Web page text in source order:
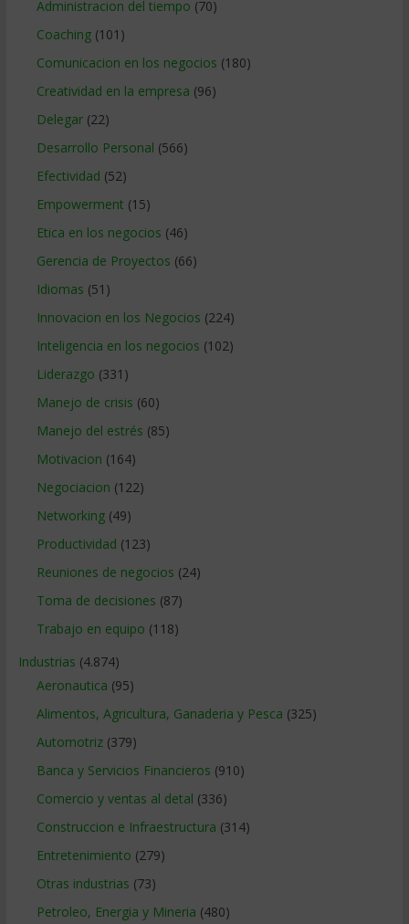
Administracion del tiempo (70)
Coaching(101)
Comunicacion en los negocios (180)
Creatividad en la empresa (96)
Delegar(22)
Desarrollo Personal (566)
Efectividad (52)
Empowerment (15)
Etica en los negocios (46)
Gerencia de Proyectos (66)
Idiomas (51)
Innovacion en los Negocios (224)
Inteligencia en los negocios (102)
Liderazgo (331)
Manejo de crisis (60)
Manejo del estrés (85)
Motivacion (164)
Negociacion (122)
Networking(49)
Productividad (123)
Reuniones de negocios (24)
Toma de decisiones (87)
Trabajo en equipo (118)
Industrias (4.874)
Aeronautica (95)
Alimentos, Agricultura, Ganaderia y Pesca (325)
Automotriz(379)
Banca y Servicios Financieros (910)
Comercio y ventas al detal (336)
Construccion e Infraestructura (314)
Entretenimiento (279)
Otras industrias (73)
Petroleo, Energia y Mineria (480)